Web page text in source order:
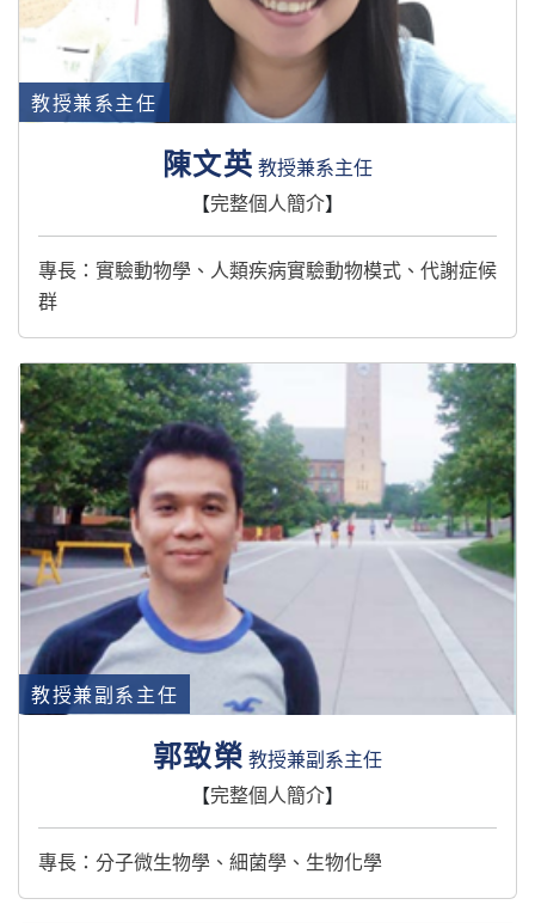
教授兼系主任
陳文英 教授兼系主任
【完整個人簡介】
專長：實驗動物學、人類疾病實驗動物模式、代謝症候
群
教授兼副系主任
郭致榮 教授兼副系主任
【完整個人簡介】
專長：分子微生物學、細菌學、生物化學